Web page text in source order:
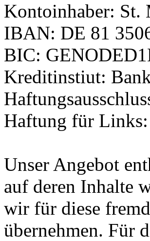
Kontoinhaber: St.
IBAN: DE 81
BIC:
Kreditinstiut:
Haftung für Links:
Unser Angebot
auf deren Inhalte
wir für diese
übernehmen. Für